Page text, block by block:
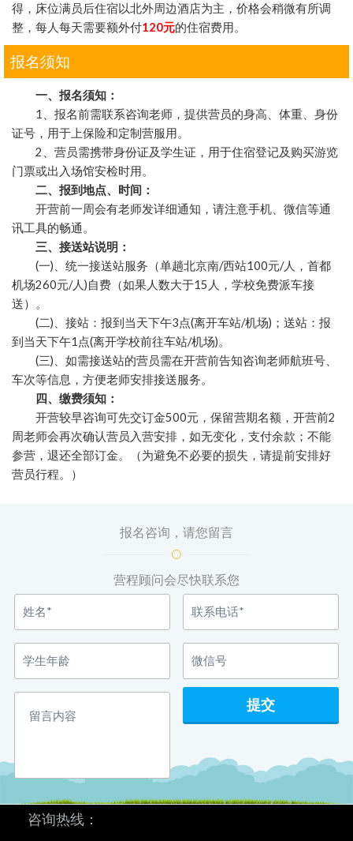
得，床位满员后住宿以北外周边酒店为主，价格会稍微有所调
整，每人每天需要额外付120元的住宿费用。
报名须知
一、报名须知：
1、报名前需联系咨询老师，提供营员的身高、体重、身份
证号，用于上保险和定制营服用。
2、营员需携带身份证及学生证，用于住宿登记及购买游览
门票或出入场馆安检时用。
二、报到地点、时间：
开营前一周会有老师发详细通知，请注意手机、微信等通
讯工具的畅通。
三、接送站说明：
(一)、统一接送站服务（单趟北京南/西站100元/人，首都
机场260元/人)自费（如果人数大于15人，学校免费派车接
送）。
(二)、接站：报到当天下午3点(离开车站/机场)；送站：报
到当天下午1点(离开学校前往车站/机场)。
(三)、如需接送站的营员需在开营前告知咨询老师航班号、
车次等信息，方便老师安排接送服务。
四、缴费须知：
开营较早咨询可先交订金500元，保留营期名额，开营前2
周老师会再次确认营员入营安排，如无变化，支付余款；不能
参营，退还全部订金。（为避免不必要的损失，请提前安排好
营员行程。）
报名咨询，请您留言
营程顾问会尽快联系您
咨询热线：